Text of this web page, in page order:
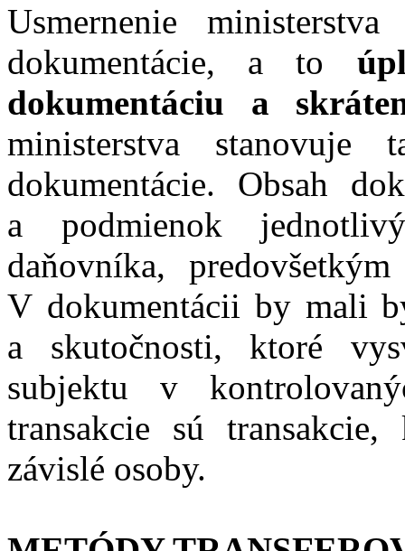
Usmernenie
dokumentácie, a to
dokumentáciu a
ministerstva stanovuje
dokumentácie. Obsah
a podmienok
daňovníka,
V dokumentácii by mali
a skutočnosti, ktoré
subjektu v
transakcie sú
závislé osoby.